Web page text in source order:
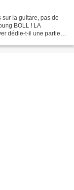
la guitare, pas de
BOLL ! LA
dédie-t-il une partie à